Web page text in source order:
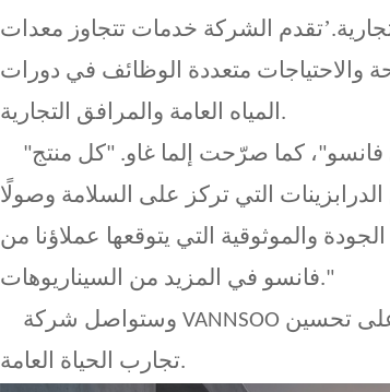
’تقدم الشركة خدمات تتجاوز معدات
متعددة الوظائف في دورات
المياه العامة والمرافق التجارية.
"إنّ تسهيل الحياة اليومية هو جوهر كل ما نقوم به في فانسو"، كما صرّحت إلما غاو. "كل منتج
التي تركز على السلامة وصولًا
والموثوقية التي يتوقعها عملاؤنا من
فانسو في المزيد من السيناريوهات."
وستواصل شركة VANNSOO في المستقبل تطوير منتجات عملية ومتينة تعمل على تحسين
تجارب الحياة العامة.